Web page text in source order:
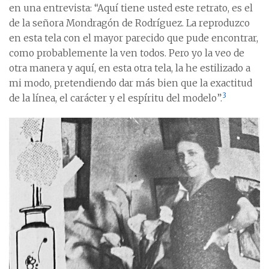
en una entrevista: “Aquí tiene usted este retrato, es el
de la señora Mondragón de Rodríguez. La reproduzco
en esta tela con el mayor parecido que pude encontrar,
como probablemente la ven todos. Pero yo la veo de
otra manera y aquí, en esta otra tela, la he estilizado a
mi modo, pretendiendo dar más bien que la exactitud
de la línea, el carácter y el espíritu del modelo”.3